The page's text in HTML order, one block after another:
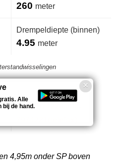
260 meter
Drempeldiepte (binnen)
4.95 meter
Telefoonnummer
088-7974220/088-
4,95m onder SP boven
Alle
bij de hand.